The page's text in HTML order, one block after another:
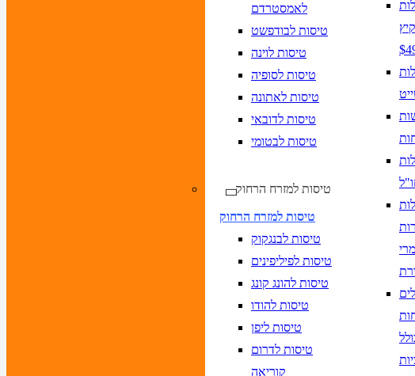
לאמסטרדם
טיסות לבודפשט
טיסות לוינה
טיסות לסופיה
טיסות לאתונה
טיסות לדובאי
טיסות לבטומי
טיסות למזרח הרחוק
טיסות למזרח הרחוק
טיסות לבנגקוק
טיסות לפיליפינים
טיסות להונג קונג
טיסות להודו
טיסות ליפן
טיסות לדרום
קוריאה